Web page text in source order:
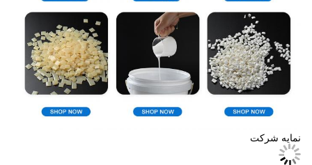
نمایه شرکت